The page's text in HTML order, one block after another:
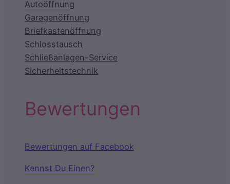
Autoöffnung
Garagenöffnung
Briefkastenöffnung
Schlosstausch
Schließanlagen-Service
Sicherheitstechnik
Bewertungen
Bewertungen auf Facebook
Kennst Du Einen?